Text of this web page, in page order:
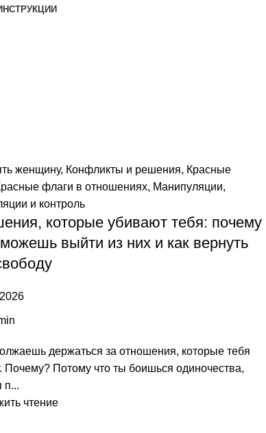
женщину, Конфликты и решения, Красные
флаги в отношениях, Манипуляции,
и контроль
которые убивают тебя: почему
выйти из них и как вернуть
держаться за отношения, которые тебя
Почему? Потому что ты боишься одиночества,
п...
чтение